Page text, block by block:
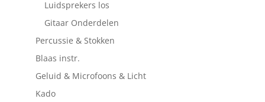
Luidsprekers los
Gitaar Onderdelen
Percussie & Stokken
Blaas instr.
Geluid & Microfoons & Licht
Kado